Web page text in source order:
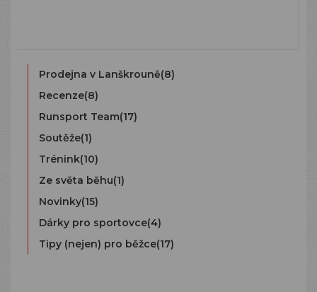
Prodejna v Lanškrouně(8)
Recenze(8)
Runsport Team(17)
Soutěže(1)
Trénink(10)
Ze světa běhu(1)
Novinky(15)
Dárky pro sportovce(4)
Tipy (nejen) pro běžce(17)